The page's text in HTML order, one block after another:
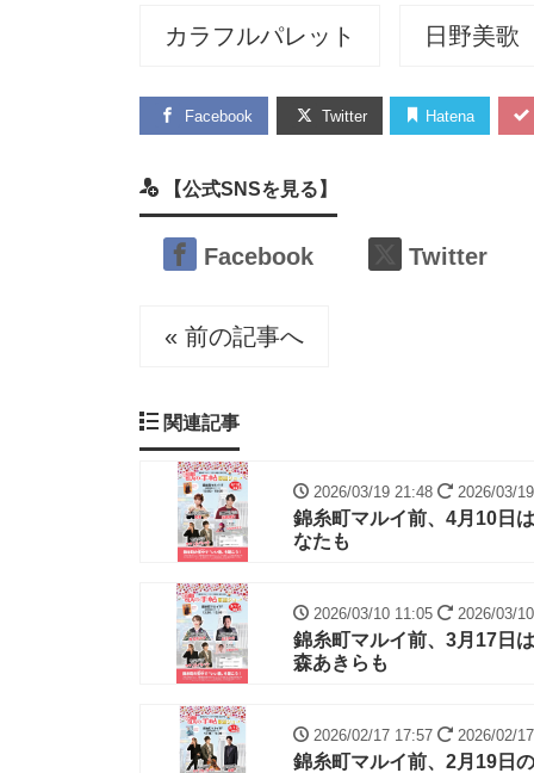
カラフルパレット 日野美歌
Facebook Twitter Hatena
【公式SNSを見る】
Facebook Twitter
« 前の記事へ
関連記事
2026/03/19 21:48 2026/03/
錦糸町マルイ前、4月10日
なたも
2026/03/10 11:05 2026/03/
錦糸町マルイ前、3月17日
森あきらも
2026/02/17 17:57 2026/02/
錦糸町マルイ前、2月19日